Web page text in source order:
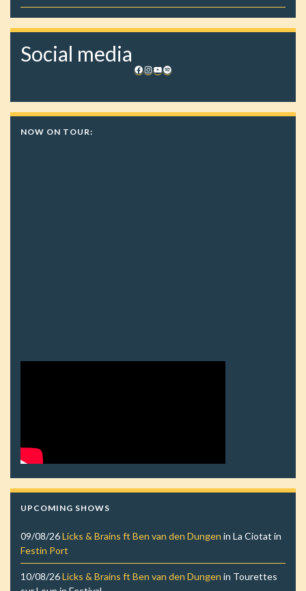
Social media
Facebook
Instagram
YouTube
Spotify
NOW ON TOUR:
UPCOMING SHOWS
09/08/26Licks & Brains ft Ben van den Dungen in La Ciotat in
Festin Port
10/08/26Licks & Brains ft Ben van den Dungen in Tourettes